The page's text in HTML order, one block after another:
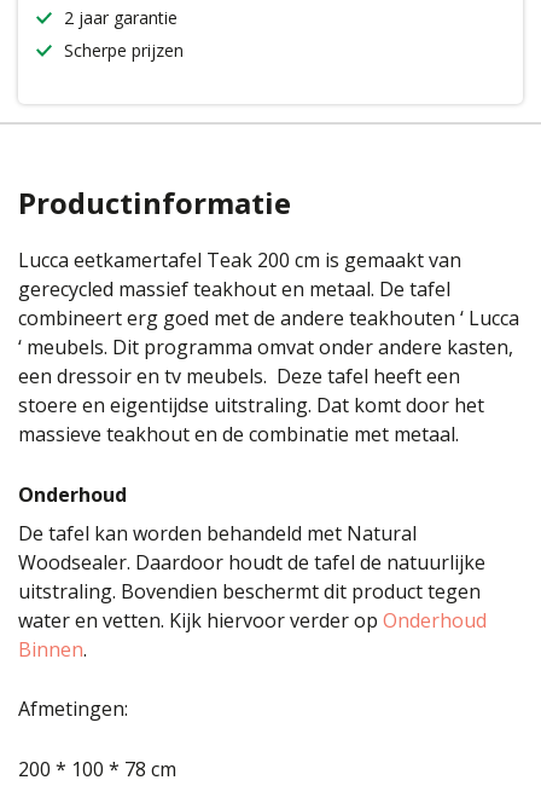
2 jaar garantie
Scherpe prijzen
Productinformatie
Lucca eetkamertafel Teak 200 cm is gemaakt van
gerecycled massief teakhout en metaal. De tafel
combineert erg goed met de andere teakhouten ‘ Lucca
‘ meubels. Dit programma omvat onder andere kasten,
een dressoir en tv meubels. Deze tafel heeft een
stoere en eigentijdse uitstraling. Dat komt door het
massieve teakhout en de combinatie met metaal.
Onderhoud
De tafel kan worden behandeld met Natural
Woodsealer. Daardoor houdt de tafel de natuurlijke
uitstraling. Bovendien beschermt dit product tegen
water en vetten. Kijk hiervoor verder op Onderhoud
Binnen.
Afmetingen:
200 * 100 * 78 cm